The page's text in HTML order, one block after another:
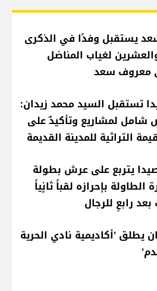
يستقبل وفدًا في الذكرى
لغياب المناضل
سعد
تستقبل السيد محمد زيدان:
شامل لمشاريع وتأكيدٌ على
التراثية للمدينة القديمة
يتربع على عرش بطولة
الطاولة بإحرازه لقباً ثانٍياً
رابعٍ للرجال
يطلق 'أكاديمية نادي الحرية